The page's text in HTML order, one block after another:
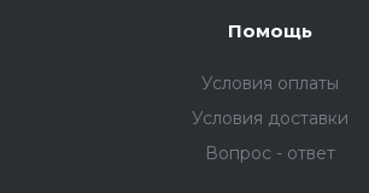
Помощь
Условия оплаты
Условия доставки
Вопрос - ответ